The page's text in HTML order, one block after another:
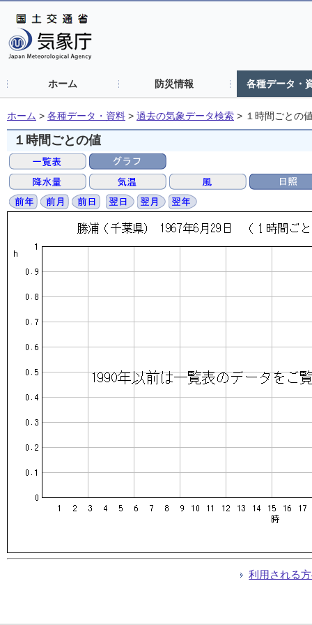
ホーム 防災情報 各種データ・
ホーム > 各種データ・資料 > 過去の気象データ検索 > １時間ごとの
１時間ごとの値
利用される